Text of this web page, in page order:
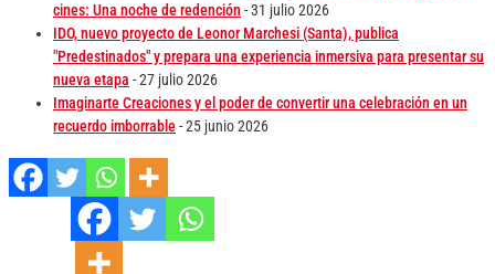
cines: Una noche de redención - 31 julio 2026
IDO, nuevo proyecto de Leonor Marchesi (Santa), publica
"Predestinados" y prepara una experiencia inmersiva para presentar su
nueva etapa - 27 julio 2026
Imaginarte Creaciones y el poder de convertir una celebración en un
recuerdo imborrable- 25 junio 2026